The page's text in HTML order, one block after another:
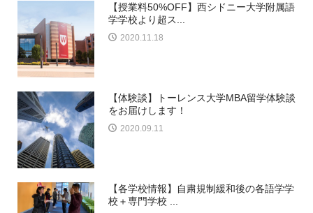
【授業料50%OFF】西シドニー大学附属語
学学校より超ス...
2020.11.18
【体験談】トーレンス大学MBA留学体験談
をお届けします！
2020.09.11
【各学校情報】自粛規制緩和後の各語学学
校＋専門学校 ...